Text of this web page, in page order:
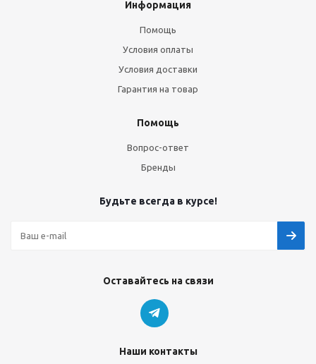
Информация
Помощь
Условия оплаты
Условия доставки
Гарантия на товар
Помощь
Вопрос-ответ
Бренды
Будьте всегда в курсе!
Оставайтесь на связи
Наши контакты